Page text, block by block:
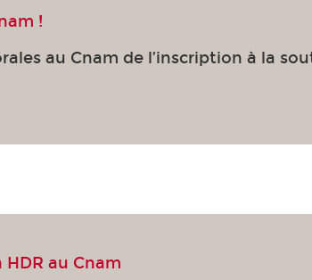
!
au Cnam de l’inscription à la
HDR au Cnam